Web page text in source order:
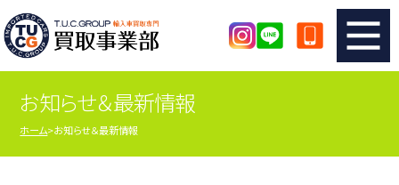
TUCのカンタン査定
査定の注意事項 メーカー別査定フォーム
お知らせ＆最新情報
ホーム お知らせ＆最新情報